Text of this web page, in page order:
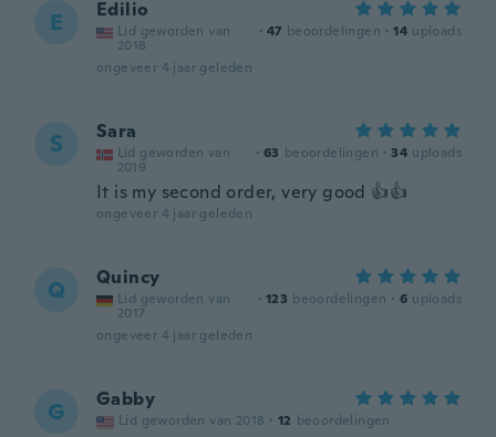
E Edilio
Lid geworden van
2018
· 47 beoordelingen · 14 uploads
ongeveer 4 jaar geleden
S Sara
Lid geworden van
2019
· 63 beoordelingen · 34 uploads
It is my second order, very good 👍👍
ongeveer 4 jaar geleden
Q Quincy
Lid geworden van
2017
· 123 beoordelingen · 6 uploads
ongeveer 4 jaar geleden
G Gabby
Lid geworden van 2018 · 12 beoordelingen